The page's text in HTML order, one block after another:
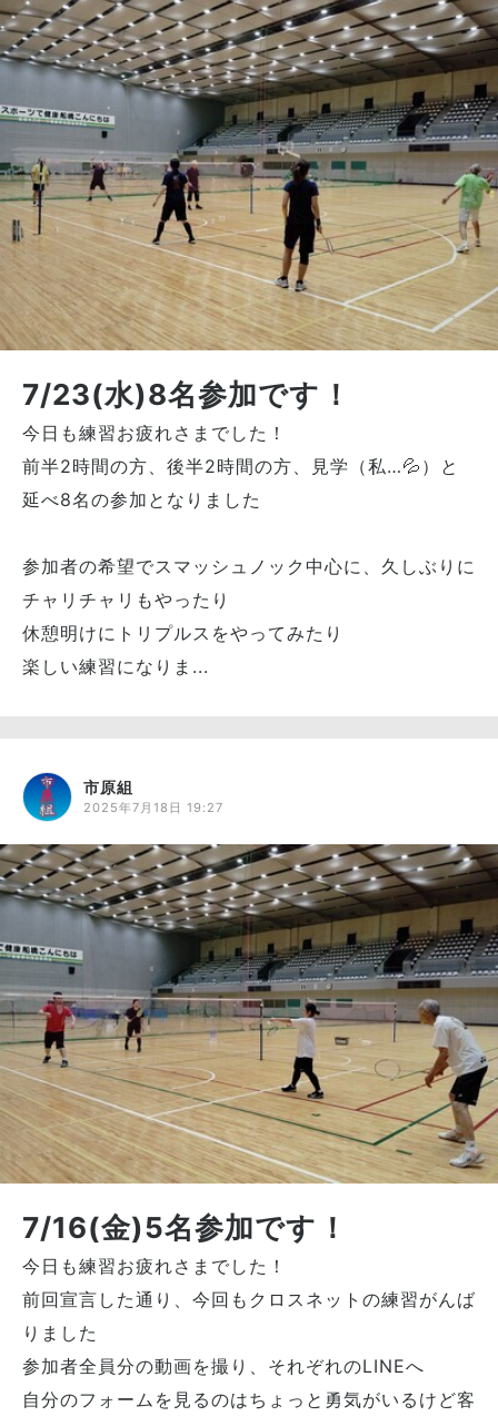
7/23(水)8名参加です！
今日も練習お疲れさまでした！
前半2時間の方、後半2時間の方、見学（私…💦）と
延べ8名の参加となりました
参加者の希望でスマッシュノック中心に、久しぶりに
チャリチャリもやったり
休憩明けにトリプルスをやってみたり
楽しい練習になりま...
市原組
2025年7月18日 19:27
7/16(金)5名参加です！
今日も練習お疲れさまでした！
前回宣言した通り、今回もクロスネットの練習がんば
りました
参加者全員分の動画を撮り、それぞれのLINEへ
自分のフォームを見るのはちょっと勇気がいるけど客